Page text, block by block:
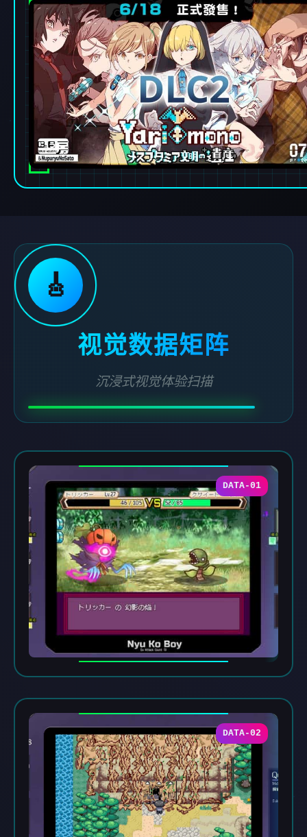
🎸
视觉数据矩阵
沉浸式视觉体验扫描
DATA-01
DATA-02